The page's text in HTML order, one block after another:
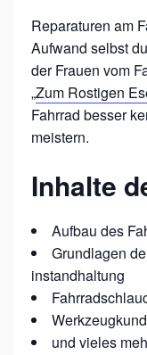
R
E
P
A
R
A
T
U
R
-
W
O
R
Reparaturen am
Aufwand selbst
der Frauen vom
„Zum Rostigen
Fahrrad besser
meistern.
Inhalte
Aufbau des
Grundlagen
instandhaltung
und vieles